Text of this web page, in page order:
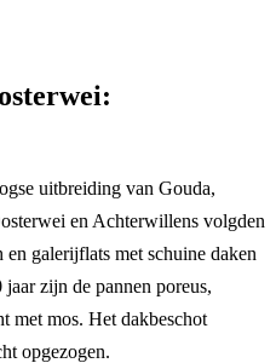
uitbreiding van Gouda,
en Achterwillens volgden
galerijflats met schuine daken
zijn de pannen poreus,
met mos. Het dakbeschot
opgezogen.